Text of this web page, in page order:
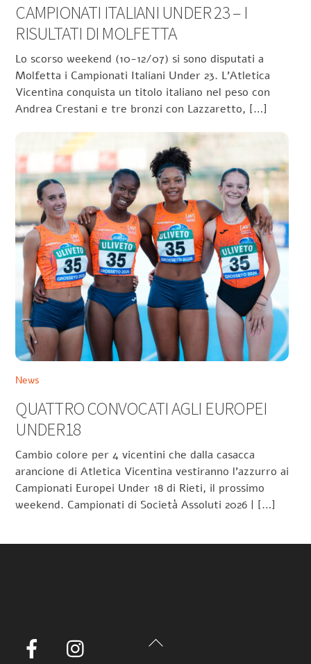
CAMPIONATI ITALIANI UNDER 23 – I
RISULTATI DI MOLFETTA
Lo scorso weekend (10-12/07) si sono disputati a
Molfetta i Campionati Italiani Under 23. L’Atletica
Vicentina conquista un titolo italiano nel peso con
Andrea Crestani e tre bronzi con Lazzaretto, […]
News
QUATTRO CONVOCATI AGLI EUROPEI
UNDER18
Cambio colore per 4 vicentini che dalla casacca
arancione di Atletica Vicentina vestiranno l’azzurro ai
Campionati Europei Under 18 di Rieti, il prossimo
weekend. Campionati di Società Assoluti 2026 | […]
Back
Facebook